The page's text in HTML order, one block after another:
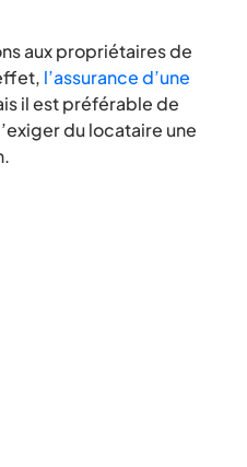
aux propriétaires de
l’assurance d’une
il est préférable de
du locataire une